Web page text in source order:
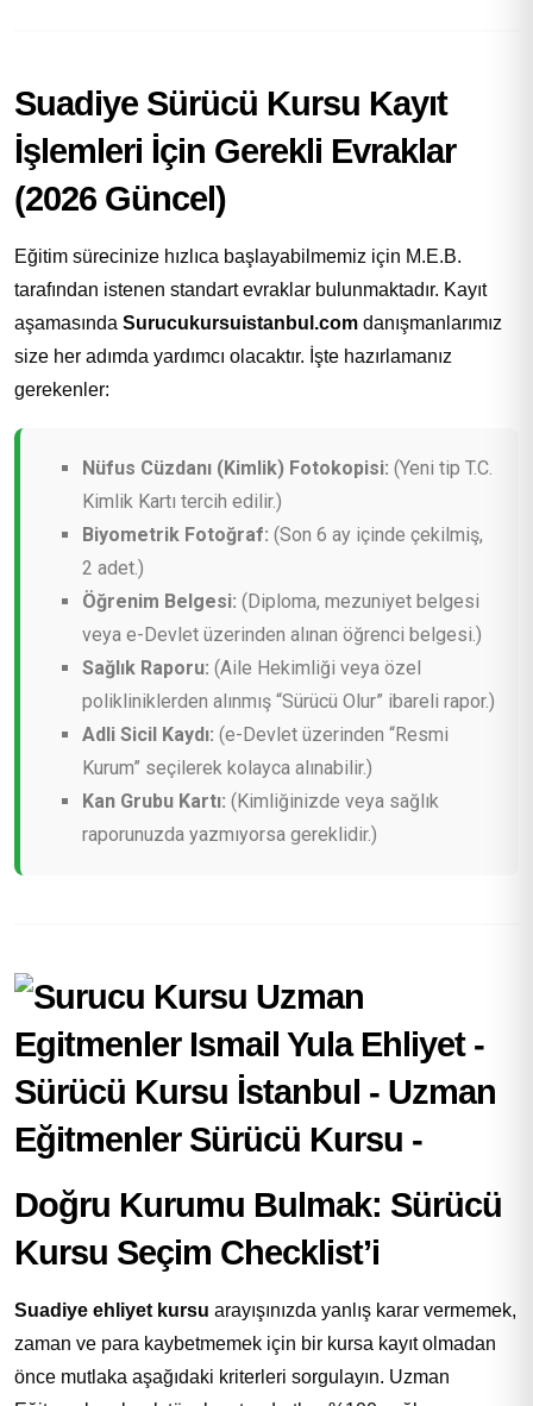
Suadiye Sürücü Kursu Kayıt
İşlemleri İçin Gerekli Evraklar
(2026 Güncel)
Eğitim sürecinize hızlıca başlayabilmemiz için M.E.B.
tarafından istenen standart evraklar bulunmaktadır. Kayıt
aşamasında Surucukursuistanbul.com danışmanlarımız
size her adımda yardımcı olacaktır. İşte hazırlamanız
gerekenler:
Nüfus Cüzdanı (Kimlik) Fotokopisi: (Yeni tip T.C.
Kimlik Kartı tercih edilir.)
Biyometrik Fotoğraf: (Son 6 ay içinde çekilmiş,
2 adet.)
Öğrenim Belgesi: (Diploma, mezuniyet belgesi
veya e-Devlet üzerinden alınan öğrenci belgesi.)
Sağlık Raporu: (Aile Hekimliği veya özel
polikliniklerden alınmış “Sürücü Olur” ibareli rapor.)
Adli Sicil Kaydı: (e-Devlet üzerinden “Resmi
Kurum” seçilerek kolayca alınabilir.)
Kan Grubu Kartı: (Kimliğinizde veya sağlık
raporunuzda yazmıyorsa gereklidir.)
Doğru Kurumu Bulmak: Sürücü
Kursu Seçim Checklist’i
Suadiye ehliyet kursu arayışınızda yanlış karar vermemek,
zaman ve para kaybetmemek için bir kursa kayıt olmadan
önce mutlaka aşağıdaki kriterleri sorgulayın. Uzman